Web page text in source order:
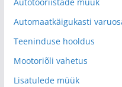
Automaatkäigukasti
Teeninduse hooldus
Mootoriõli vahetus
Lisatulede müük